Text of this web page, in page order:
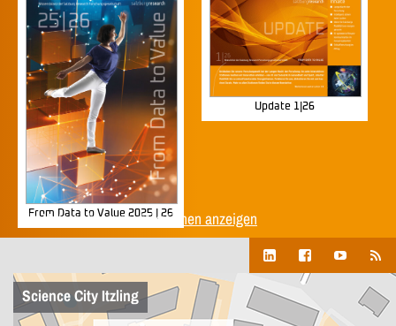
Science City Itzling
From Data to Value 2025 | 26
Update 1|26
Alle Unternehmenspublikationen anzeigen